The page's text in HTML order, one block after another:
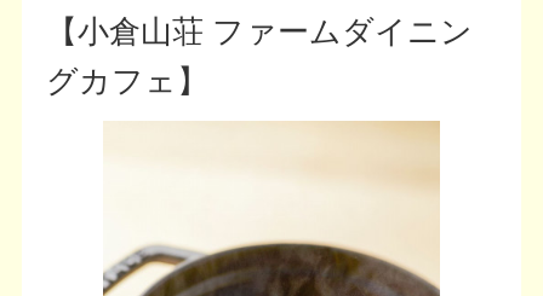
【小倉山荘 ファームダイニン
グカフェ】